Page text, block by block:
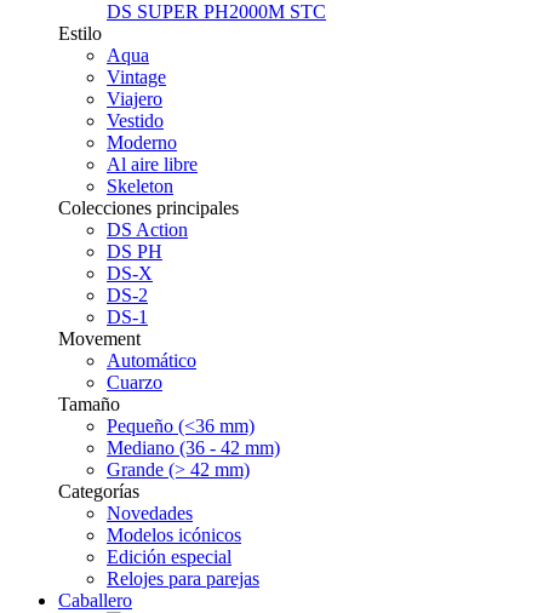
DS SUPER PH2000M STC
Estilo
Aqua
Vintage
Viajero
Vestido
Moderno
Al aire libre
Skeleton
Colecciones principales
DS Action
DS PH
DS-X
DS-2
DS-1
Movement
Automático
Cuarzo
Tamaño
Pequeño (<36 mm)
Mediano (36 - 42 mm)
Grande (> 42 mm)
Categorías
Novedades
Modelos icónicos
Edición especial
Relojes para parejas
Caballero